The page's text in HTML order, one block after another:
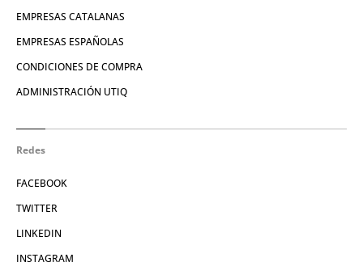
EMPRESAS CATALANAS
EMPRESAS ESPAÑOLAS
CONDICIONES DE COMPRA
ADMINISTRACIÓN UTIQ
Redes
FACEBOOK
TWITTER
LINKEDIN
INSTAGRAM